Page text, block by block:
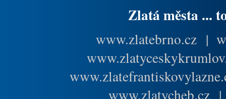
Zlatá města ...
www.zlatebrno.cz |
www.zlatycheb.cz